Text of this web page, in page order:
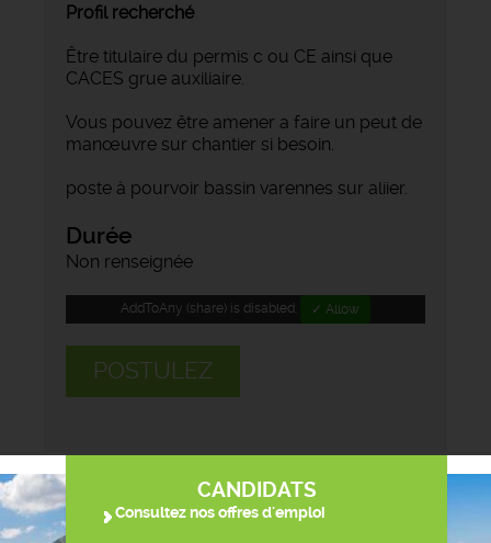
Profil recherché
Être titulaire du permis c ou CE ainsi que
CACES grue auxiliaire.
Vous pouvez être amener a faire un peut de
manœuvre sur chantier si besoin.
poste à pourvoir bassin varennes sur aliier.
Durée
Non renseignée
AddToAny (share) is disabled. ✓ Allow
POSTULEZ
CANDIDATS
Consultez nos offres d'emploi